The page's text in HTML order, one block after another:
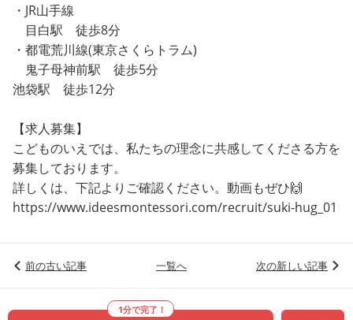
・JR山手線
目白駅 徒歩8分
・都電荒川線(東京さくらトラム)
鬼子母神前駅 徒歩5分
池袋駅 徒歩12分
【求人募集】
こどものいえでは、私たちの理念に共感してくださる方を
募集しております。
詳しくは、下記よりご確認ください。動画もぜひ🙌
https://www.ideesmontessori.com/recruit/suki-hug_01
前の古い記事 一覧へ 次の新しい記事
1分で完了！